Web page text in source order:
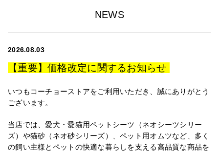
NEWS
2026.08.03
【重要】価格改定に関するお知らせ
いつもコーチョーストアをご利用いただき、誠にありがとう
ございます。
当店では、愛犬・愛猫用ペットシーツ（ネオシーツシリー
ズ）や猫砂（ネオ砂シリーズ）、ペット用オムツなど、多く
の飼い主様とペットの快適な暮らしを支える高品質な商品を